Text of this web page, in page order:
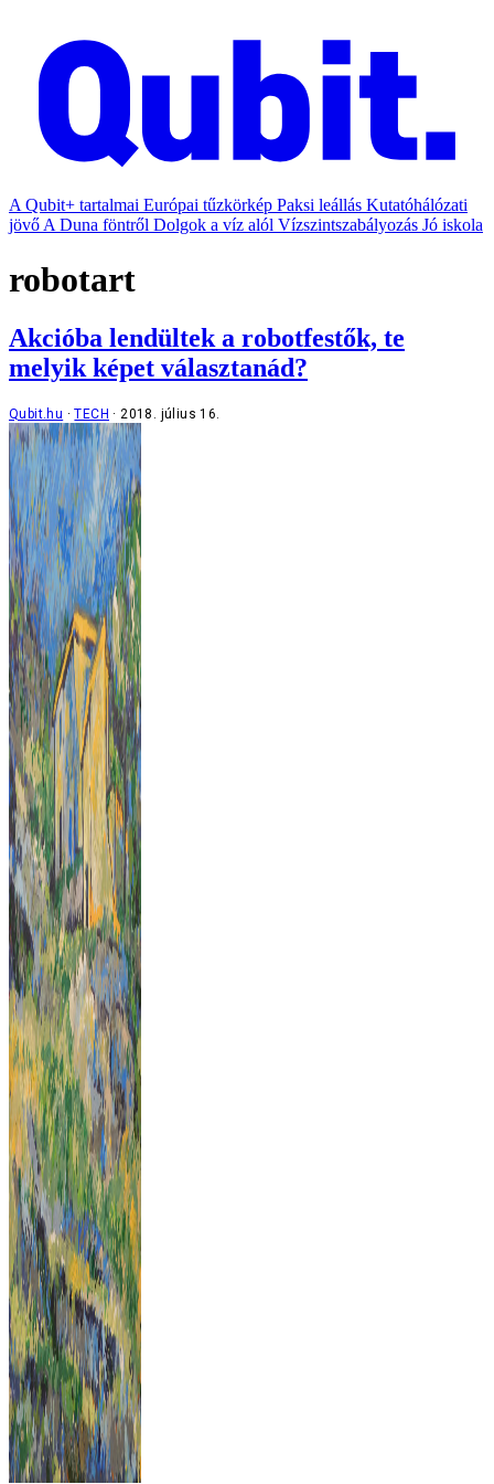
A Qubit+ tartalmai Európai tűzkörkép Paksi leállás Kutatóhálózati
jövő A Duna föntről Dolgok a víz alól Vízszintszabályozás Jó iskola
robotart
Akcióba lendültek a robotfestők, te
melyik képet választanád?
Qubit.hu TECH 2018. július 16.